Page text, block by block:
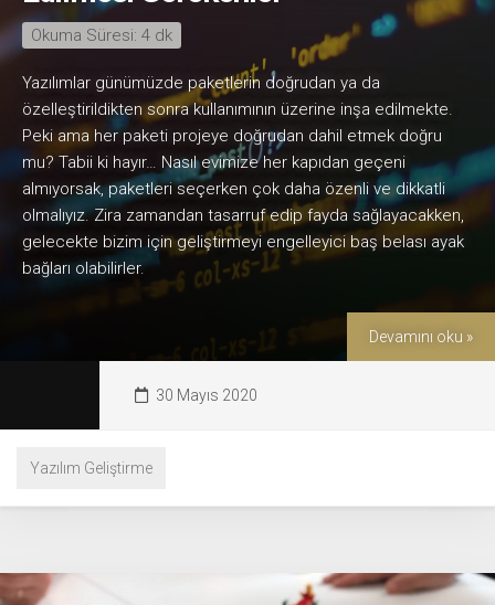
Okuma Süresi: 4 dk
Yazılımlar günümüzde paketlerin doğrudan ya da
özelleştirildikten sonra kullanımının üzerine inşa edilmekte.
Peki ama her paketi projeye doğrudan dahil etmek doğru
mu? Tabii ki hayır… Nasıl evimize her kapıdan geçeni
almıyorsak, paketleri seçerken çok daha özenli ve dikkatli
olmalıyız. Zira zamandan tasarruf edip fayda sağlayacakken,
gelecekte bizim için geliştirmeyi engelleyici baş belası ayak
bağları olabilirler.
Devamını oku »
30 Mayıs 2020
Yazılım Geliştirme